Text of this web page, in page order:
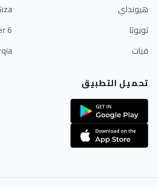
هيونداي
تويوتا
فيات
6 October
تحميل التطبيق